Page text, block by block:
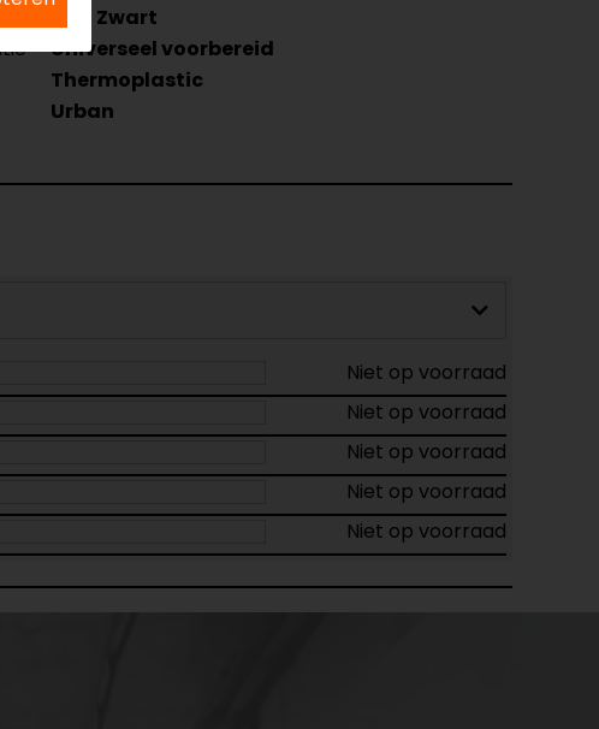
Mat Zwart
Universeel voorbereid
Thermoplastic
Urban
Niet op voorraad
Niet op voorraad
Niet op voorraad
Niet op voorraad
Niet op voorraad